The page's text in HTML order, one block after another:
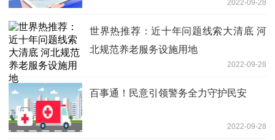
2022-09-28
世界热推荐：近十年问题线索大清底 河
北规范养老服务设施用地
2022-09-28
百事通！民意引领警务全力守护民安
2022-09-28